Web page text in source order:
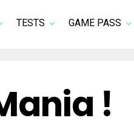
TESTS GAME PASS
!